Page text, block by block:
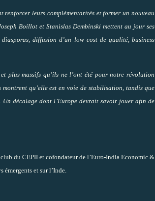
renforcer leurs complémentarités et former un nouveau
Boillot et Stanislas Dembinski mettent au jour ses
diffusion d’un low cost de qualité, business
plus massifs qu’ils ne l’ont été pour notre révolution
qu’elle est en voie de stabilisation, tandis que
décalage dont l’Europe devrait savoir jouer afin de
du CEPII et cofondateur de l’Euro-India Economic &
émergents et sur l’Inde.